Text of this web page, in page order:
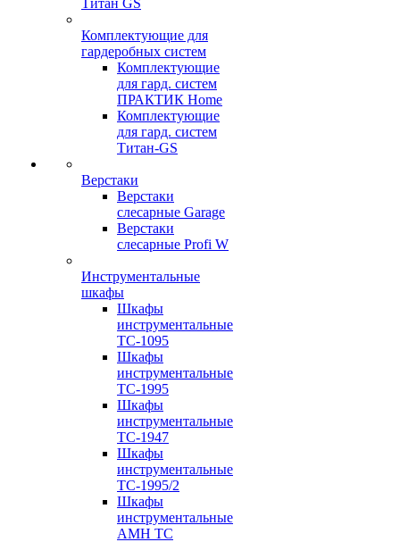
Титан GS
Комплектующие для
гардеробных систем
Комплектующие
для гард. систем
ПРАКТИК Home
Комплектующие
для гард. систем
Титан-GS
Верстаки
Верстаки
слесарные Garage
Верстаки
слесарные Profi W
Инструментальные
шкафы
Шкафы
инструментальные
TC-1095
Шкафы
инструментальные
TC-1995
Шкафы
инструментальные
TC-1947
Шкафы
инструментальные
TC-1995/2
Шкафы
инструментальные
AMH TC